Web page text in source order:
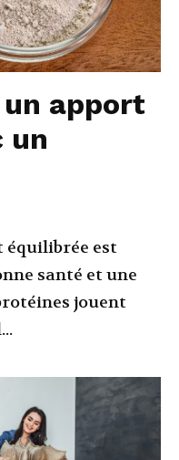
apport
un
équilibrée est
santé et une
jouent